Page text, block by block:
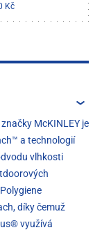
Kč
McKINLEY je
a technologií
vlhkosti
díky čemuž
využívá